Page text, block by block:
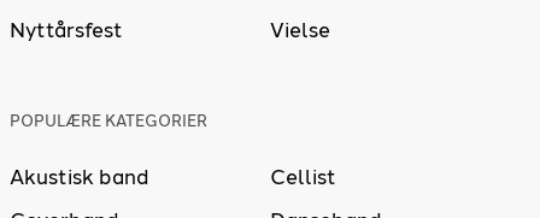
Nyttårsfest
Vielse
POPULÆRE KATEGORIER
Akustisk band
Cellist